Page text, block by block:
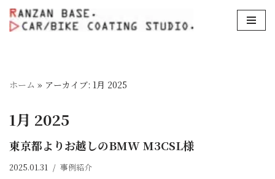
コ
ン
ス
キ
プ
ホーム » アーカイブ: 1月 2025
1月 2025
東京都よりお越しのBMW M3CSL様
2025.01.31 事例紹介